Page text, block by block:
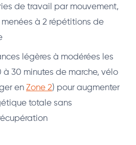
de travail par mouvement,
menées à 2 répétitions de
légères à modérées les
à 30 minutes de marche, vélo
en Zone 2) pour augmenter
totale sans